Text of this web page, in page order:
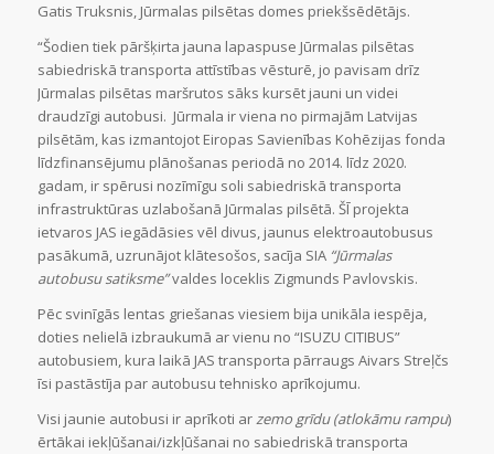
Gatis Truksnis, Jūrmalas pilsētas domes priekšsēdētājs.
“Šodien tiek pāršķirta jauna lapaspuse Jūrmalas pilsētas
sabiedriskā transporta attīstības vēsturē, jo pavisam drīz
Jūrmalas pilsētas maršrutos sāks kursēt jauni un videi
draudzīgi autobusi. Jūrmala ir viena no pirmajām Latvijas
pilsētām, kas izmantojot Eiropas Savienības Kohēzijas fonda
līdzfinansējumu plānošanas periodā no 2014. līdz 2020.
gadam, ir spērusi nozīmīgu soli sabiedriskā transporta
infrastruktūras uzlabošanā Jūrmalas pilsētā. ŠĪ projekta
ietvaros JAS iegādāsies vēl divus, jaunus elektroautobusus
pasākumā, uzrunājot klātesošos, sacīja SIA “Jūrmalas
autobusu satiksme”valdes loceklis Zigmunds Pavlovskis.
Pēc svinīgās lentas griešanas viesiem bija unikāla iespēja,
doties nelielā izbraukumā ar vienu no “ISUZU CITIBUS”
autobusiem, kura laikā JAS transporta pārraugs Aivars Streļčs
īsi pastāstīja par autobusu tehnisko aprīkojumu.
Visi jaunie autobusi ir aprīkoti arzemo grīdu (atlokāmu rampu)
ērtākai iekļūšanai/izkļūšanai no sabiedriskā transporta